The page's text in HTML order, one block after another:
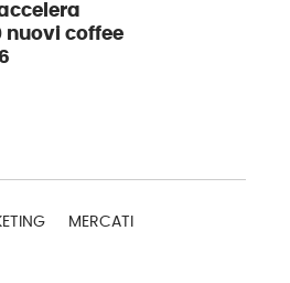
nuovi coffee
MERCATI